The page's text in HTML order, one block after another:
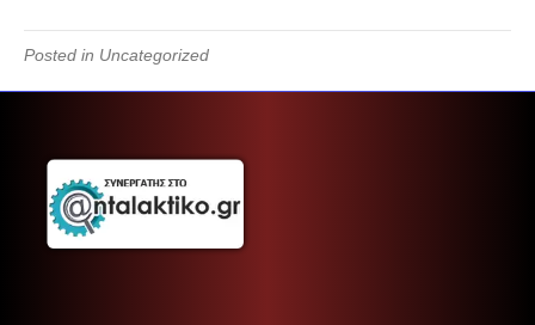
Posted in Uncategorized